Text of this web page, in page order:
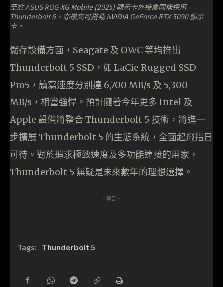
至於 ASUS ROG XG Mobile (2025) 顯示卡外接盒同樣採用
Thunderbolt 5，亦最高可搭載 NVIDIA GeForce RTX 5090 顯示
卡。
儲存設備方面，Seagate 及 OWC 等均推出
Thunderbolt 5 SSD，如 LaCie Rugged SSD
Pro5，讀寫速度分別達 6,700 MB/s 及 5,300
MB/s，相當強悍。預計隨著今年更多 Intel 及
Apple 設備將整合 Thunderbolt 5 技術，將進一
步擴展 Thunderbolt 5 的生態系統，全面起飛指日
可待。對於追求極致速度及多功能連接的用家，
Thunderbolt 5 無疑是未來數年的理想選擇。
- 廣告 -
Tags: Thunderbolt 5